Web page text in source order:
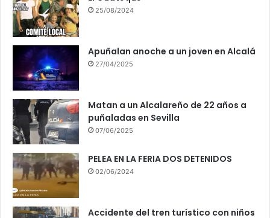
25/08/2024
Apuñalan anoche a un joven en Alcalá
27/04/2025
Matan a un Alcalareño de 22 años a
puñaladas en Sevilla
07/06/2025
PELEA EN LA FERIA DOS DETENIDOS
02/06/2024
Accidente del tren turístico con niños